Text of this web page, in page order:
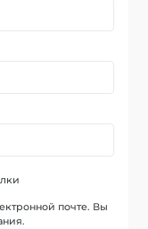
почте. Вы